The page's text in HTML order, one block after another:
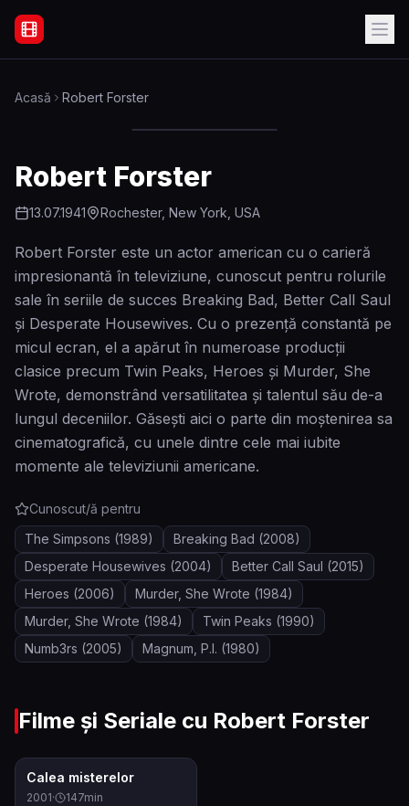
Filme Online Subtitrate - Acasă
Acasă Robert Forster
Robert Forster
13.07.1941 Rochester, New York, USA
Robert Forster este un actor american cu o carieră
impresionantă în televiziune, cunoscut pentru rolurile
sale în seriile de succes Breaking Bad, Better Call Saul
și Desperate Housewives. Cu o prezență constantă pe
micul ecran, el a apărut în numeroase producții
clasice precum Twin Peaks, Heroes și Murder, She
Wrote, demonstrând versatilitatea și talentul său de-a
lungul deceniilor. Găsești aici o parte din moștenirea sa
cinematografică, cu unele dintre cele mai iubite
momente ale televiziunii americane.
Cunoscut/ă pentru
The Simpsons (1989) Breaking Bad (2008)
Desperate Housewives (2004) Better Call Saul (2015)
Heroes (2006) Murder, She Wrote (1984)
Murder, She Wrote (1984) Twin Peaks (1990)
Numb3rs (2005) Magnum, P.I. (1980)
Filme și Seriale cu Robert Forster
Calea misterelor
2001· 147min